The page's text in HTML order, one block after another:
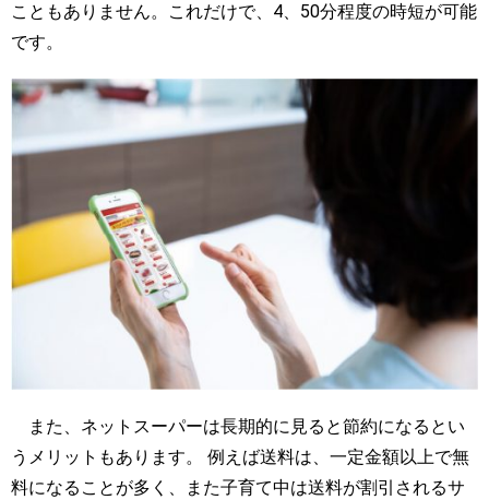
こともありません。これだけで、4、50分程度の時短が可能
です。
また、ネットスーパーは長期的に見ると節約になるとい
うメリットもあります。 例えば送料は、一定金額以上で無
料になることが多く、また子育て中は送料が割引されるサ